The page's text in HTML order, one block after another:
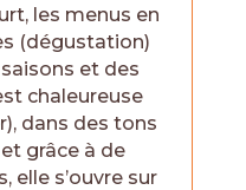
les menus en
(dégustation)
et des
chaleureuse
dans des tons
grâce à de
elle s’ouvre sur